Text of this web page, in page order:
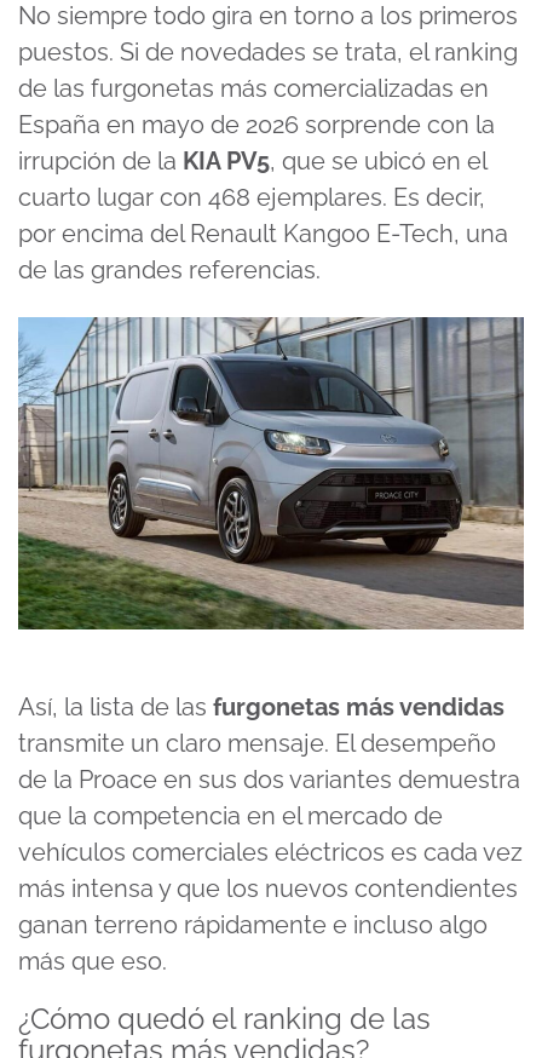
No siempre todo gira en torno a los primeros
puestos. Si de novedades se trata, el ranking
de las furgonetas más comercializadas en
España en mayo de 2026 sorprende con la
irrupción de la KIA PV5, que se ubicó en el
cuarto lugar con 468 ejemplares. Es decir,
por encima del Renault Kangoo E-Tech, una
de las grandes referencias.
Así, la lista de las furgonetas más vendidas
transmite un claro mensaje. El desempeño
de la Proace en sus dos variantes demuestra
que la competencia en el mercado de
vehículos comerciales eléctricos es cada vez
más intensa y que los nuevos contendientes
ganan terreno rápidamente e incluso algo
más que eso.
¿Cómo quedó el ranking de las
furgonetas más vendidas?